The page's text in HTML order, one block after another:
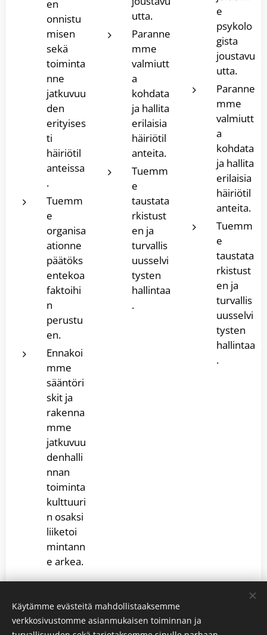
en
onnistu
misen
sekä
toiminta
nne
jatkuvuu
den
erityises
ti
häiriötil
anteissa
.
Tuemm
e
organisa
ationne
päätöks
entekoa
faktoihi
n
perustu
en.
Ennakoi
mme
sääntöri
skit ja
rakenna
mme
jatkuvuu
denhalli
nnan
toiminta
kulttuuri
n osaksi
liiketoi
mintann
e arkea.
utta.
Paranne
mme
valmiutt
a
kohdata
ja hallita
erilaisia
häiriötil
anteita.
Tuemm
e
taustata
rkistust
en ja
turvallis
uusselvi
tysten
hallintaa
.
e
psykolo
gista
joustavu
utta.
Paranne
mme
valmiutt
a
kohdata
ja hallita
erilaisia
häiriötil
anteita.
Tuemm
e
taustata
rkistust
en ja
turvallis
uusselvi
tysten
hallintaa
.
Käytämme evästeitä mahdollistaaksemme
verkkosivustomme asianmukaisen toiminnan ja